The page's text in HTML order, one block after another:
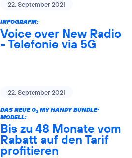
22. September 2021
INFOGRAFIK:
Voice over New Radio
- Telefonie via 5G
22. September 2021
DAS NEUE O2MY HANDY BUNDLE-
MODELL:
Bis zu 48 Monate vom
Rabatt auf den Tarif
profitieren